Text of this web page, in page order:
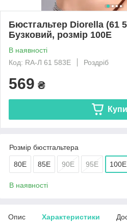
Бюстгальтер Diorella (61
Бузковий, розмір 100E
В наявності
Код: RA-Л 61 583E
Роздріб
569 ₴
Розмір бюстгальтера
80E 85E 90E 95E 100E
В наявності
Опис Характеристики